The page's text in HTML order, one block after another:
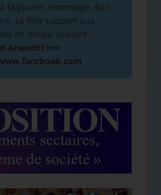
la plume. Hommage d’un
Le film support aux
en milieu scolaire.
Anesetti ==>